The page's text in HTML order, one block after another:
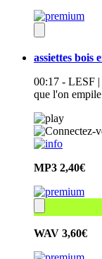
assiettes bois
00:17 - LESF |
que l'on
MP3 2,40€
WAV 3,60€